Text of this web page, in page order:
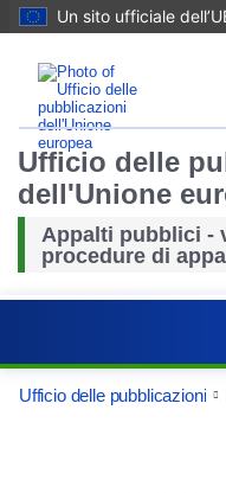
Un sito ufficiale
Ufficio delle
dell'Unione
Appalti pubblici -
procedure di
Ufficio delle pubblicazioni